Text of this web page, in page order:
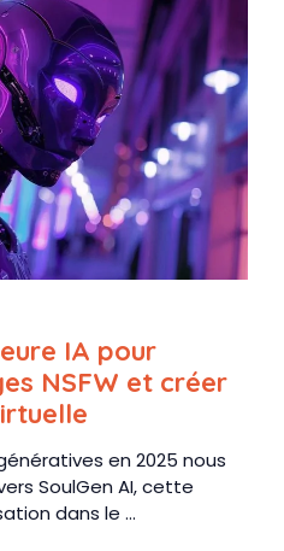
IA pour
NSFW et créer
en 2025 nous
SoulGen AI, cette
dans le ...